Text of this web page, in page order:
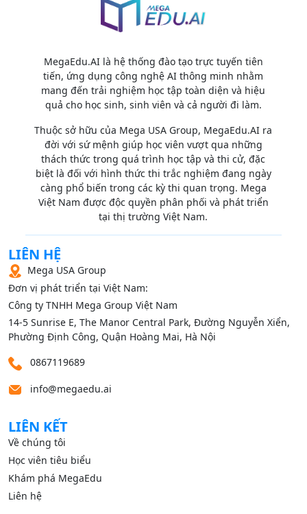
MegaEdu.AI là hệ thống đào tạo trực tuyến tiên
tiến, ứng dụng công nghệ AI thông minh nhằm
mang đến trải nghiệm học tập toàn diện và hiệu
quả cho học sinh, sinh viên và cả người đi làm.
Thuộc sở hữu của Mega USA Group, MegaEdu.AI ra
đời với sứ mệnh giúp học viên vượt qua những
thách thức trong quá trình học tập và thi cử, đặc
biệt là đối với hình thức thi trắc nghiệm đang ngày
càng phổ biến trong các kỳ thi quan trọng. Mega
Việt Nam được độc quyền phân phối và phát triển
tại thị trường Việt Nam.
LIÊN HỆ
Mega USA Group
Đơn vị phát triển tại Việt Nam:
Công ty TNHH Mega Group Việt Nam
14‑5 Sunrise E, The Manor Central Park, Đường Nguyễn Xiển,
Phường Định Công, Quận Hoàng Mai, Hà Nội
0867119689
info@megaedu.ai
LIÊN KẾT
Về chúng tôi
Học viên tiêu biểu
Khám phá MegaEdu
Liên hệ